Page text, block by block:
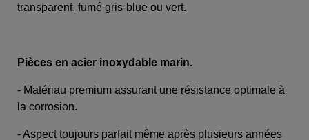
transparent, fumé gris-blue ou vert.
Pièces en acier inoxydable marin.
- Matériau premium assurant une résistance optimale à
la corrosion.
- Aspect toujours parfait même après plusieurs années